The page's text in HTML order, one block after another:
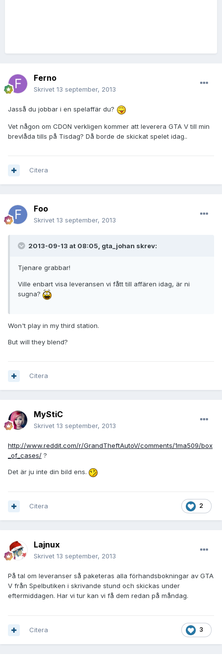
Ferno
Skrivet 13 september, 2013
Jasså du jobbar i en spelaffär du?
Vet någon om CDON verkligen kommer att leverera GTA V till min
brevlåda tills på Tisdag? Då borde de skickat spelet idag..
Citera
Foo
Skrivet 13 september, 2013
2013-09-13 at 08:05, gta_johan skrev:
Tjenare grabbar!
Ville enbart visa leveransen vi fått till affären idag, är ni
sugna?
Won't play in my third station.
But will they blend?
Citera
MyStiC
Skrivet 13 september, 2013
http://www.reddit.com/r/GrandTheftAutoV/comments/1ma509/box
_of_cases/ ?
Det är ju inte din bild ens.
2
Citera
Lajnux
Skrivet 13 september, 2013
På tal om leveranser så paketeras alla förhandsbokningar av GTA
V från Spelbutiken i skrivande stund och skickas under
eftermiddagen. Har vi tur kan vi få dem redan på måndag.
3
Citera